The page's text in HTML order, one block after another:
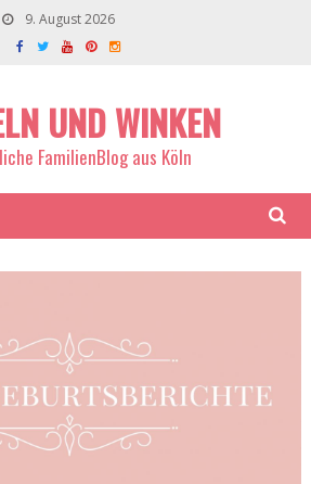
9. August 2026
UND WINKEN
FamilienBlog aus Köln